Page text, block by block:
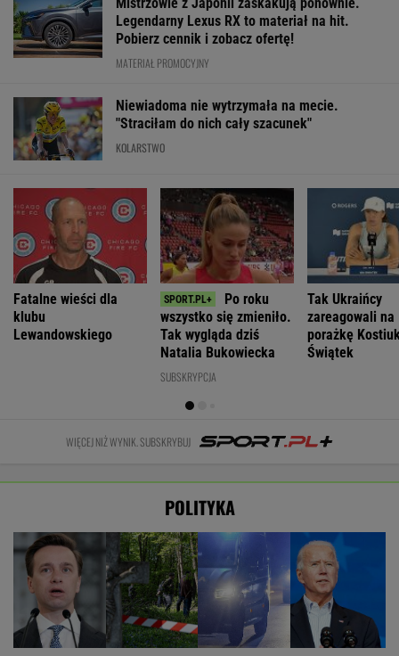
Legendarny Lexus RX to materiał na hit.
Pobierz cennik i zobacz ofertę!
MATERIAŁ PROMOCYJNY
Niewiadoma nie wytrzymała na mecie.
"Straciłam do nich cały szacunek"
KOLARSTWO
Fatalne wieści dla
klubu
Lewandowskiego
Po roku
wszystko się zmieniło.
Tak wygląda dziś
Natalia Bukowiecka
SUBSKRYPCJA
Tak Ukraińcy
zareagowali na
porażkę
Świątek
WIĘCEJ NIŻ WYNIK. SUBSKRYBUJ
POLITYKA